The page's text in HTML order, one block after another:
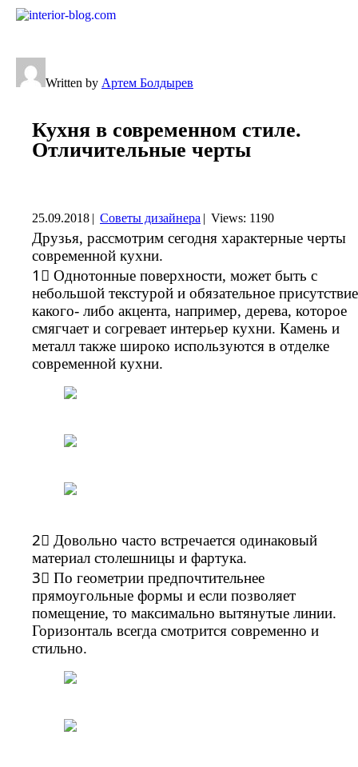
Written by Артем Болдырев
Кухня в современном стиле.
Отличительные черты
25.09.2018 | Советы дизайнера | Views: 1190
Друзья, рассмотрим сегодня характерные черты
современной кухни.
1⃣ Однотонные поверхности, может быть с
небольшой текстурой и обязательное присутствие
какого- либо акцента, например, дерева, которое
смягчает и согревает интерьер кухни. Камень и
металл также широко используются в отделке
современной кухни.
2⃣ Довольно часто встречается одинаковый
материал столешницы и фартука.
3⃣ По геометрии предпочтительнее
прямоугольные формы и если позволяет
помещение, то максимально вытянутые линии.
Горизонталь всегда смотрится современно и
стильно.